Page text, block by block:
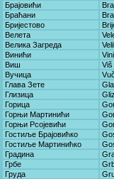
Брајовићи
Браћани
Бријестово
Велета
Велика Загреда
Винићи
Виш
Viš
Вучица
Глава Зете
Глизица
Горица
Горњи Мартинићи
Горњи Рсојевићи
Гостиље Брајовићко
Гостиље Мартинићко
Градина
Грбе
Груда